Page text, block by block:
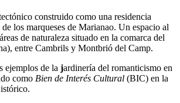
construido como una residencia
los marqueses de Marianao. Un espacio al
de naturaleza situado en la comarca del
entre Cambrils y Montbrió del Camp.
ejemplos de la jardinería del romanticismo en
como Bien de Interés Cultural (BIC) en la